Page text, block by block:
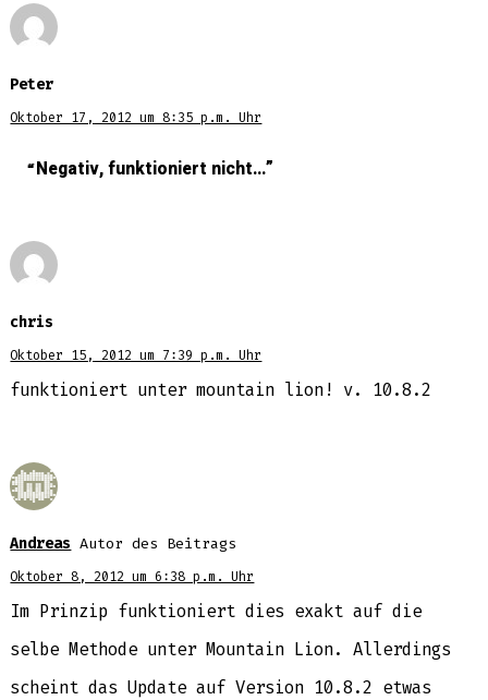
Peter
Oktober 17, 2012 um 8:35 p.m. Uhr
Negativ, funktioniert nicht…
chris
Oktober 15, 2012 um 7:39 p.m. Uhr
funktioniert unter mountain lion! v. 10.8.2
Andreas Autor des Beitrags
Oktober 8, 2012 um 6:38 p.m. Uhr
Im Prinzip funktioniert dies exakt auf die
selbe Methode unter Mountain Lion. Allerdings
scheint das Update auf Version 10.8.2 etwas